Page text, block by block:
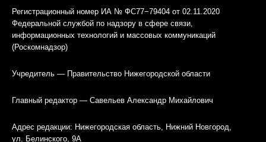
Регистрационный номер ИА № ФС77−79404 от 02.11.2020
Федеральной службой по надзору в сфере связи,
информационных технологий и массовых коммуникаций
(Роскомнадзор)
Учредитель — Правительство Нижегородской области
Главный редактор — Савельев Александр Михайлович
Адрес редакции: Нижегородская область, Нижний Новгород,
ул. Белинского, 9А